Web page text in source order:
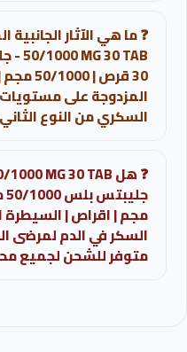
الحمل والرضاعة
كامل.
30 قرص
المزدوجة على
السكري من النوع
الإسهال، ألم البطن،
مجم | اقراص |
السكر في الدم لمرضى
متوفر للشحن لجميع